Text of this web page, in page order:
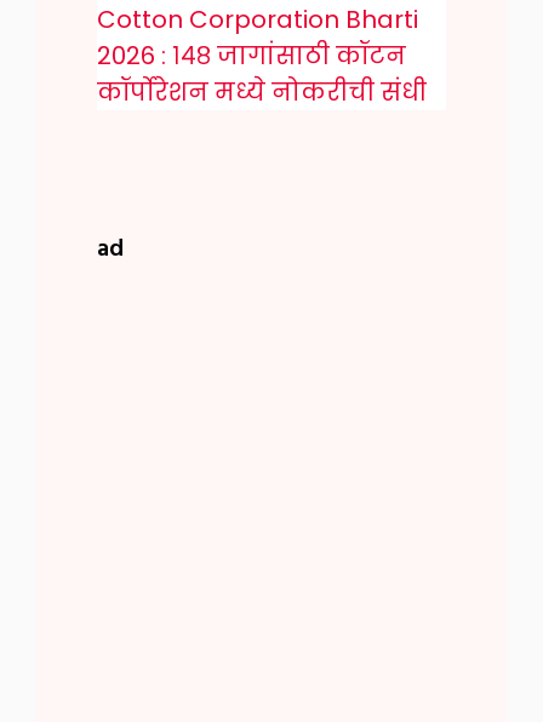
Cotton Corporation Bharti
2026 : १४८ जागांसाठी कॉटन
कॉर्पोरेशन मध्ये नोकरीची संधी
ad